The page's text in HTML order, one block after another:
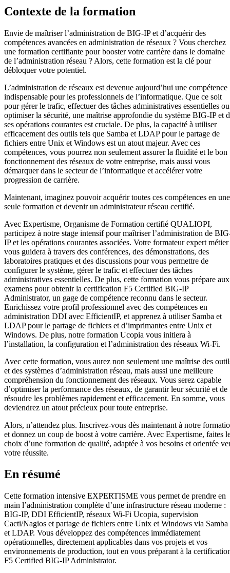
Contexte de la formation
Envie de maîtriser l’administration de BIG-IP et d’acquérir des
compétences avancées en administration de réseaux ? Vous cherchez
une formation certifiante pour booster votre carrière dans le domaine
de l’administration réseau ? Alors, cette formation est la clé pour
débloquer votre potentiel.
L’administration de réseaux est devenue aujourd’hui une compétence
indispensable pour les professionnels de l’informatique. Que ce soit
pour gérer le trafic, effectuer des tâches administratives essentielles ou
optimiser la sécurité, une maîtrise approfondie du système BIG-IP et
ses opérations courantes est cruciale. De plus, la capacité à utiliser
efficacement des outils tels que Samba et LDAP pour le partage de
fichiers entre Unix et Windows est un atout majeur. Avec ces
compétences, vous pourrez non seulement assurer la fluidité et le bon
fonctionnement des réseaux de votre entreprise, mais aussi vous
démarquer dans le secteur de l’informatique et accélérer votre
progression de carrière.
Maintenant, imaginez pouvoir acquérir toutes ces compétences en une
seule formation et devenir un administrateur réseau certifié.
Avec Expertisme, Organisme de Formation certifié QUALIOPI,
participez à notre stage intensif pour maîtriser l’administration de
IP et les opérations courantes associées. Votre formateur expert métier
vous guidera à travers des conférences, des démonstrations, des
laboratoires pratiques et des discussions pour vous permettre de
configurer le système, gérer le trafic et effectuer des tâches
administratives essentielles. De plus, cette formation vous prépare aux
examens pour obtenir la certification F5 Certified BIG-IP
Administrator, un gage de compétence reconnu dans le secteur.
Enrichissez votre profil professionnel avec des compétences en
administration DDI avec EfficientIP, et apprenez à utiliser Samba et
LDAP pour le partage de fichiers et d’imprimantes entre Unix et
Windows. De plus, notre formation Ucopia vous initiera à
l’installation, la configuration et l’administration des réseaux Wi-Fi.
Avec cette formation, vous aurez non seulement une maîtrise des
et des systèmes d’administration réseau, mais aussi une meilleure
compréhension du fonctionnement des réseaux. Vous serez capable
d’optimiser la performance des réseaux, de garantir leur sécurité et de
résoudre les problèmes rapidement et efficacement. En somme, vous
deviendrez un atout précieux pour toute entreprise.
Alors, n’attendez plus. Inscrivez-vous dès maintenant à notre
et donnez un coup de boost à votre carrière. Avec Expertisme, faites
choix d’une formation de qualité, adaptée à vos besoins et orientée
votre réussite.
En résumé
Cette formation intensive EXPERTISME vous permet de prendre en
main l’administration complète d’une infrastructure réseau moderne :
BIG-IP, DDI EfficientIP, réseaux Wi-Fi Ucopia, supervision
Cacti/Nagios et partage de fichiers entre Unix et Windows via Samba
et LDAP. Vous développez des compétences immédiatement
opérationnelles, directement applicables dans vos projets et vos
environnements de production, tout en vous préparant à la
F5 Certified BIG-IP Administrator.